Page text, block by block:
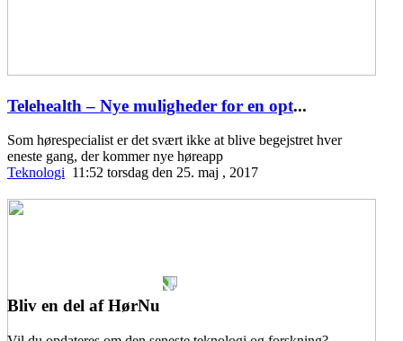
Telehealth – Nye muligheder for en opt...
Som hørespecialist er det svært ikke at blive begejstret hver
eneste gang, der kommer nye høreapp
Teknologi 11:52 torsdag den 25. maj , 2017
Bliv en del af HørNu